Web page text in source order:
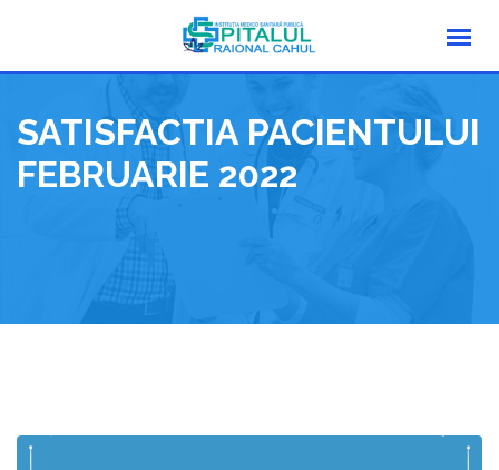
content
SATISFACTIA PACIENTULUI
FEBRUARIE 2022